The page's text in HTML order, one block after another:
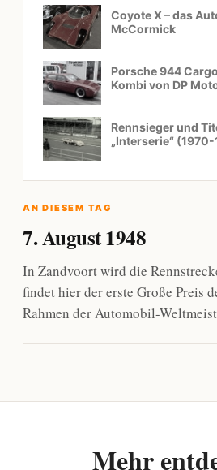
Coyote X – das
McCormick
Porsche 944
Kombi von DP
Rennsieger und
„Interserie“
AN DIESEM TAG
7. August 1948
In Zandvoort wird die
findet hier der erste Große Preis
Rahmen der Automobil-
Mehr